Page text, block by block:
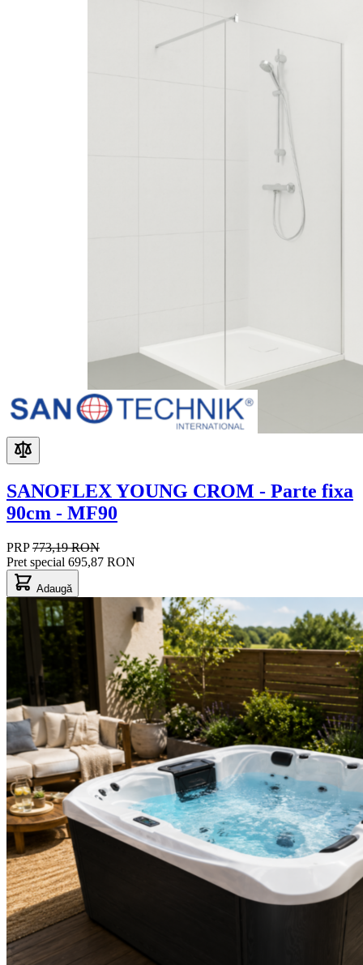
SANOFLEX YOUNG CROM - Parte fixa
90cm - MF90
PRP 773,19 RON
Pret special 695,87 RON
Adaugă